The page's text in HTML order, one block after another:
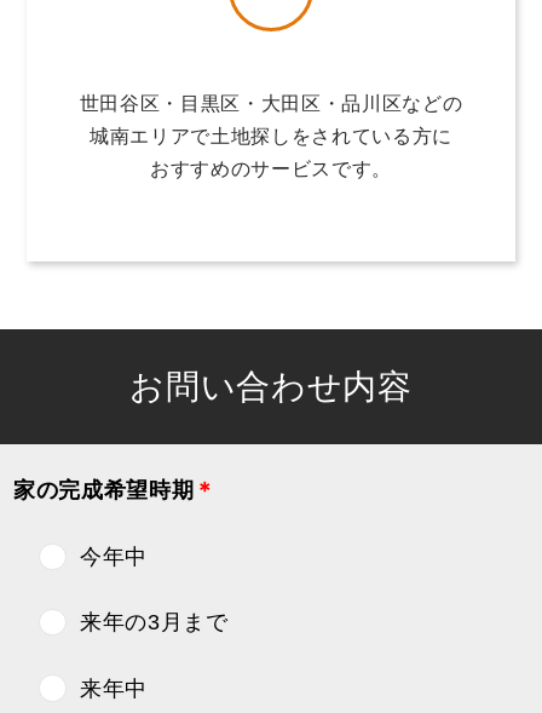
世田谷区・目黒区・大田区・品川区などの
城南エリアで土地探しをされている方に
おすすめのサービスです。
お問い合わせ内容
家の完成希望時期 ＊
今年中
来年の3月まで
来年中